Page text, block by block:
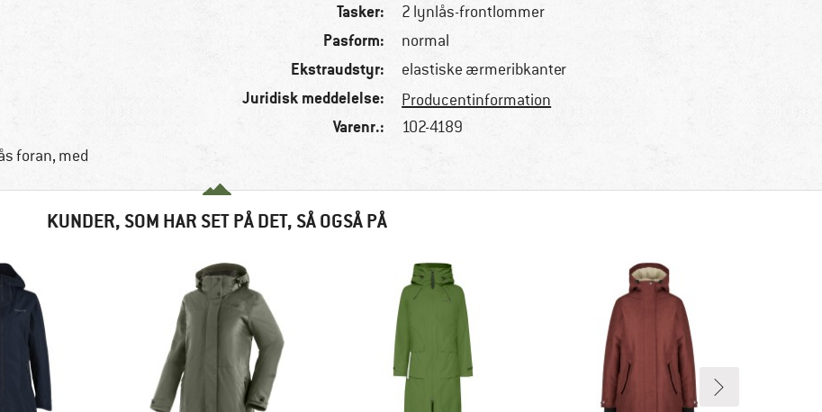
foran, med
Tasker: 2 lynlås-frontlommer
Pasform: normal
Ekstraudstyr: elastiske ærmeribkanter
Juridisk meddelelse: Producentinformation
Varenr.: 102-4189
KUNDER, SOM HAR SET PÅ DET, SÅ OGSÅ PÅ